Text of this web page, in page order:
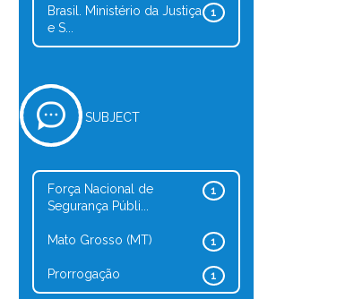
1
Brasil. Ministério da Justiça
e S...
SUBJECT
1
Força Nacional de
Segurança Públi...
1
Mato Grosso (MT)
1
Prorrogação